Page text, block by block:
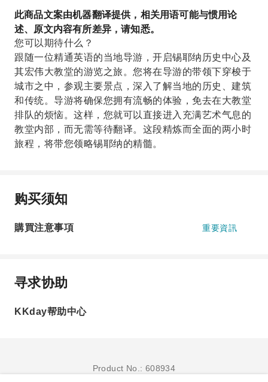
此商品文案由机器翻译提供，相关用语可能与惯用论
述、原文内容有所差异，请知悉。
您可以期待什么？
跟随一位精通英语的当地导游，开启锡耶纳历史中心及
其宏伟大教堂的游览之旅。您将在导游的带领下穿梭于
城市之中，参观主要景点，深入了解当地的历史、建筑
和传统。导游将确保您拥有流畅的体验，免去在大教堂
排队的烦恼。这样，您就可以直接进入充满艺术气息的
教堂内部，而无需等待翻译。这段精炼而全面的两小时
旅程，将带您领略锡耶纳的精髓。
购买须知
購買注意事項 重要資訊
寻求协助
KKday帮助中心
Product No.: 608934